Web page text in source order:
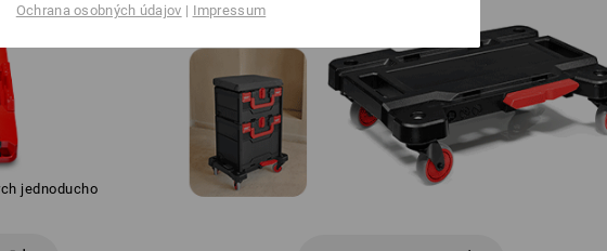
jednoducho
Ochrana osobných údajov | Impressum